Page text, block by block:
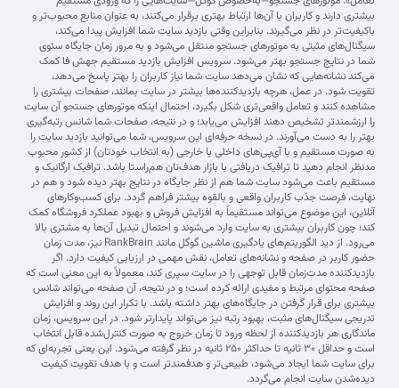
بیشتری دارند و کاربران با آن‌ها ارتباط بهتری برقرار می‌کنند، به عنوان منابع محبوب‌تر و
باکیفیت‌تر در نظر می‌گیرند. بنابراین وقتی بازدید سایت شما افزایش پیدا می‌کند،
سیگنال‌های مثبتی به موتورهای جستجو منتقل می‌شود و به مرور زمان جایگاه سئوی
شما در نتایج جستجو بهتر می‌شود. سرویس افزایش بازدید مستقیم جهش فا کمک
می‌کند نشانه‌هایی که نشان می‌دهد سایت شما نیاز کاربران را بهتر پاسخ می‌دهد،
تقویت شود. در عمل، هرچه بازدیدکننده‌ها بیشتر در سایت بمانند، صفحات بیشتری را
مشاهده کنند و تعامل واقعی‌تری شکل بگیرد، احتمال اینکه موتورهای جستجو آن سایت
را ارزشمندتر تشخیص دهند افزایش می‌یابد؛ و در نتیجه، صفحات شما شانس رتبه‌گیری
بهتر را به دست می‌آورند. در نسخه حرفه‌ای این سرویس، شما می‌توانید بازدید سایت را
به صورت مستقیم و با آی‌پی‌های داخلی یا خارجی (به انتخاب خودتان) از کشور محبوب
مدنظر انجام دهید تا ترافیک دریافتی با بازار هدف‌تان هم‌راستا باشد. ترافیک ارگانیک و
مستقیم باعث می‌شود سایت شما هم از نظر جایگاه در نتایج بهتر دیده شود و هم در
نهایت، فرصت جذب کاربران واقعی و بالقوه بیشتر فراهم گردد. برای کسب‌وکارهای
آنلاین، این موضوع می‌تواند مستقیماً به افزایش فروش و بهبود عملکرد فروشگاه کمک
کند؛ چون کاربران بیشتری به سایت وارد می‌شوند و احتمال تبدیل آن‌ها به مشتری بالا
می‌رود. از دید الگوریتم‌های یادگیری ماشین گوگل مانند RankBrain نیز، مدت زمان
حضور کاربر در صفحه و نشانه‌های تعامل، نقش مهمی در ارزیابی کیفیت دارد. اگر
بازدیدکننده مدت‌زمان قابل توجهی را در سایت سپری کند، معمولاً به این معنی است که
صفحه محتوای مرتبط و مفیدی ارائه کرده است؛ و در نتیجه، آن صفحه می‌تواند شانس
بیشتری برای قرار گرفتن در جایگاه‌های بهتر داشته باشد. با تکرار این روند و افزایش
تدریجی سیگنال‌های مثبت، بهبود رتبه نیز می‌تواند پایدارتر شود. در این سرویس، زمان
ماندگاری هر بازدیدکننده از لحظه ورود تا زمان خروج به صورت کنترل‌شده قابل انتخاب
است و حداقل ۳۰ ثانیه تا حداکثر ۲۵۰ ثانیه در نظر گرفته می‌شود. این یعنی تجربه‌ای که
برای سایت شما ایجاد می‌شود، طبیعی‌تر و هدفمندتر است و با هدف تقویت کیفیت
دیده‌شدن سایت انجام می‌گردد.